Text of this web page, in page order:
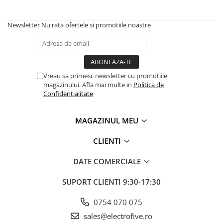
Afisoare digitale
Senzori fotoelectrici
Senzori magnetici-rezistivi
TRIO-PS
TRIO-UPS
Butoane si accesorii
Lampa multi LED
Newsletter Nu rata ofertele si promotiile noastre
Vreau sa primesc newsletter cu promotiile
magazinului. Afla mai multe in Politica de
Confidentialitate
MAGAZINUL MEU
CLIENTI
DATE COMERCIALE
SUPORT CLIENTI 9:30-17:30
0754 070 075
sales@electrofive.ro